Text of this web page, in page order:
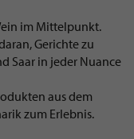
im Mittelpunkt.
Gerichte zu
Saar in jeder Nuance
aus dem
zum Erlebnis.